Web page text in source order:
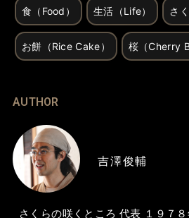
食（Food） 生活（Life） さ
お餅（Rice Cake） 桜（Cherry
AUTHOR
吉澤俊輔
さくらの咲くところ 代表 １９７